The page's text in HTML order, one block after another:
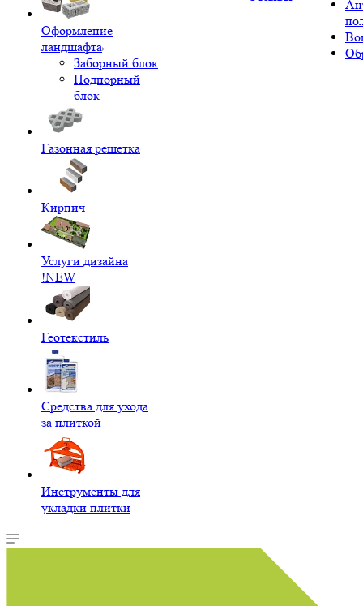
Оформление
ландшафта
Заборный блок
Подпорный
блок
Газонная решетка
Кирпич
Услуги дизайна
!NEW
Геотекстиль
Средства для ухода
за плиткой
Инструменты для
укладки плитки